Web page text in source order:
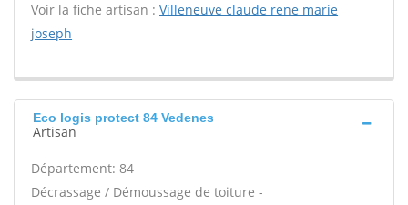
Voir la fiche artisan : Villeneuve claude rene marie
joseph
Eco logis protect 84 Vedenes
Artisan
Département: 84
Décrassage / Démoussage de toiture -